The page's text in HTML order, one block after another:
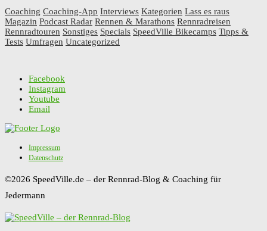
Coaching Coaching-App Interviews Kategorien Lass es raus
Magazin Podcast Radar Rennen & Marathons Rennradreisen
Rennradtouren Sonstiges Specials SpeedVille Bikecamps Tipps &
Tests Umfragen Uncategorized
Facebook
Instagram
Youtube
Email
Impressum
Datenschutz
©2026 SpeedVille.de – der Rennrad-Blog & Coaching für
Jedermann